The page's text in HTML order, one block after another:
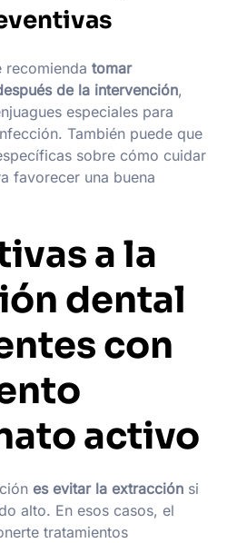
recomienda tomar
de la intervención,
especiales para
También puede que
sobre cómo cuidar
favorecer una buena
a la
dental
con
activo
es evitar la extracción si
alto. En esos casos, el
tratamientos